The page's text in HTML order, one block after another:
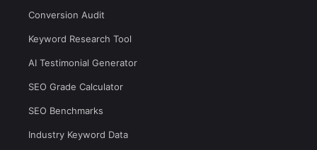
Conversion Audit
Keyword Research Tool
AI Testimonial Generator
SEO Grade Calculator
SEO Benchmarks
Industry Keyword Data